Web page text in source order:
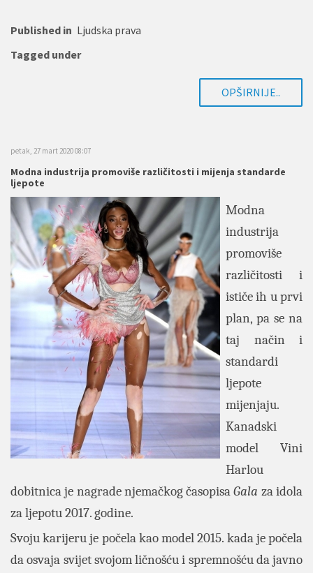
Published in Ljudska prava
Tagged under
OPŠIRNIJE..
petak, 27 mart 2020 08:07
Modna industrija promoviše različitosti i mijenja standarde
ljepote
Modna
industrija
promoviše
različitosti i
ističe ih u prvi
plan, pa se na
taj način i
standardi
ljepote
mijenjaju.
Kanadski
model Vini
Harlou
dobitnica je nagrade njemačkog časopisaGala za idola
za ljepotu 2017. godine.
Svoju karijeru je počela kao model 2015. kada je počela
da osvaja svijet svojom ličnošću i spremnošću da javno